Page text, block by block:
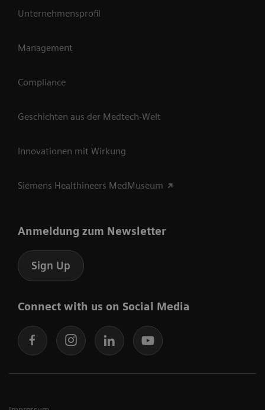
Unternehmensprofil
Management
Compliance
Geschichten aus der Medtech-Welt
Innovationen mit Wirkung
Siemens Healthineers MedMuseum
Anmeldung zum Newsletter
Sign Up
Connect with us on Social Media